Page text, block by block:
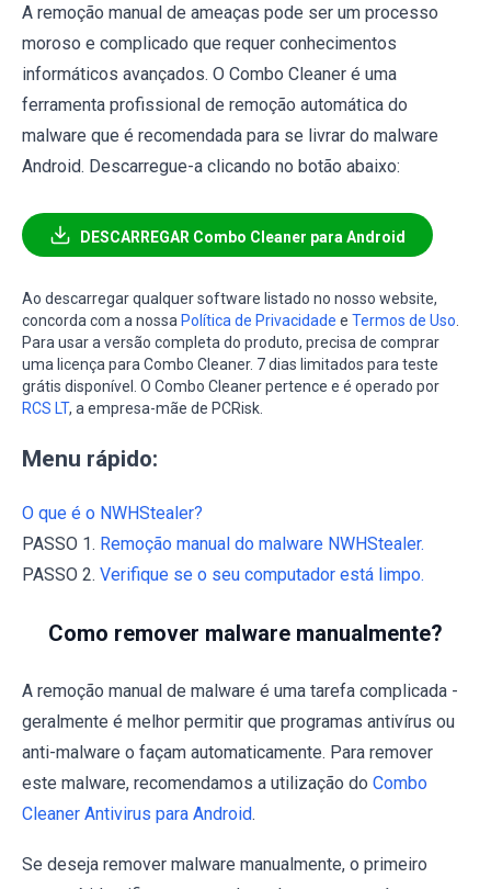
A remoção manual de ameaças pode ser um processo
moroso e complicado que requer conhecimentos
informáticos avançados. O Combo Cleaner é uma
ferramenta profissional de remoção automática do
malware que é recomendada para se livrar do malware
Android. Descarregue-a clicando no botão abaixo:
DESCARREGAR Combo Cleaner para Android
Ao descarregar qualquer software listado no nosso website,
concorda com a nossa Política de Privacidade e Termos de Uso
Para usar a versão completa do produto, precisa de comprar
uma licença para Combo Cleaner. 7 dias limitados para teste
grátis disponível. O Combo Cleaner pertence e é operado por
RCS LT, a empresa-mãe de PCRisk.
Menu rápido:
O que é o NWHStealer?
PASSO 1. Remoção manual do malware NWHStealer.
PASSO 2. Verifique se o seu computador está limpo.
Como remover malware manualmente?
A remoção manual de malware é uma tarefa complicada -
geralmente é melhor permitir que programas antivírus ou
anti-malware o façam automaticamente. Para remover
este malware, recomendamos a utilização do Combo
Cleaner Antivirus para Android.
Se deseja remover malware manualmente, o primeiro